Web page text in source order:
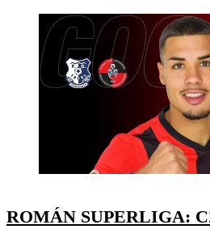
ROMÁN SUPERLIGA: